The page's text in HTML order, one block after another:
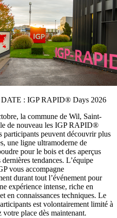
: IGP RAPID® Days 2026
la commune de Wil, Saint-
de nouveau les IGP RAPID®
participants peuvent découvrir plus
une ligne ultramoderne de
pour le bois et des aperçus
tendances. L’équipe
vous accompagne
durant tout l’événement pour
expérience intense, riche en
en connaissances techniques. Le
est volontairement limité à
votre place dès maintenant.